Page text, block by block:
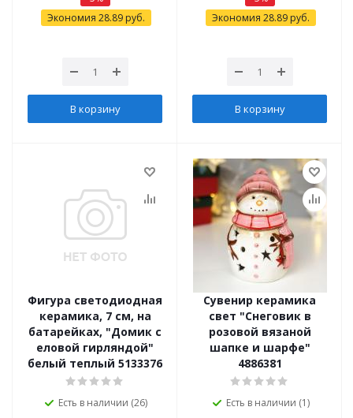
Экономия 28.89 руб.
В корзину
Экономия 28.89 руб.
В корзину
Фигура светодиодная
керамика, 7 см, на
батарейках, "Домик с
еловой гирляндой"
белый теплый 5133376
Есть в наличии (26)
Сувенир керамика
свет "Снеговик в
розовой вязаной
шапке и шарфе"
4886381
Есть в наличии (1)